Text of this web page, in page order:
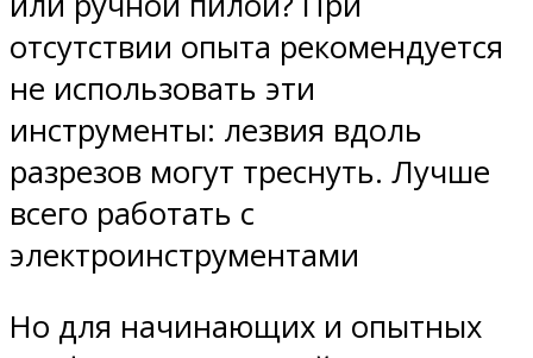
отсутствии опыта рекомендуется
не использовать эти
инструменты: лезвия вдоль
разрезов могут треснуть. Лучше
всего работать с
электроинструментами
Но для начинающих и опытных